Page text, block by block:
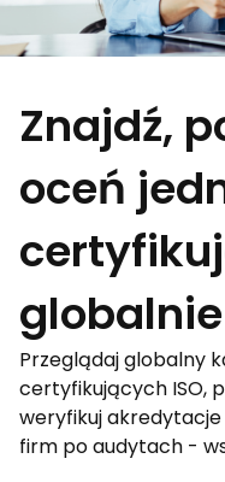
Znajdź,
oceń
globalnie
Przeglądaj globalny
certyfikujących ISO,
weryfikuj
firm po audytach -